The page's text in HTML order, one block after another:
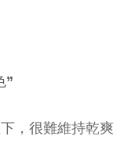
”
，很難維持乾爽